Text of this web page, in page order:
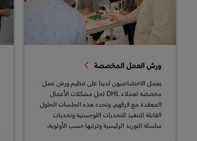
ورش العمل المخصصة
يعمل الاختصاصيون لدينا على تنظيم ورش عمل
مخصصة لعملاء DHL لحل مشكلات الأعمال
المعقدة مع فرقهم. وتحدد هذه الجلسات الحلول
القابلة للتنفيذ للتحديات اللوجستية وتحديات
سلسلة التوريد الرئيسية وترتبها حسب الأولوية.